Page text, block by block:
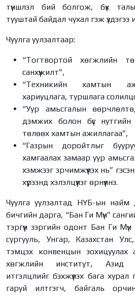
түншлэл бий болгож, бүх
тууштай байдал чухал гэж үздэгээ
Чуулга уулзалтаар:
“Тогтвортой хөгжлийн
санхүүжилт”,
“Техникийн хамтын
хариуцлага, туршлага
“Уур амьсгалын
дэмжих болон бүс
төлөөх хамтын ажиллагаа”,
“Газрын доройтлыг
хамгаалах замаар уур
хэмжээг эрчимжүүлэх нь”
хүрээнд хэлэлцүүлэг өрнүүлнэ.
Чуулга уулзалтад НҮБ-ын
бичгийн дарга, “Бан Ги Мүн”
тэргүүн зэргийн одонт Бан Ги
сургууль, Унгар, Казахстан
тэмцэх конвенцын зохицуулах
хөгжлийн институт, Азид
итгэлцлийг бэхжүүлэх бага
гаруй илтгэгч, байгаль